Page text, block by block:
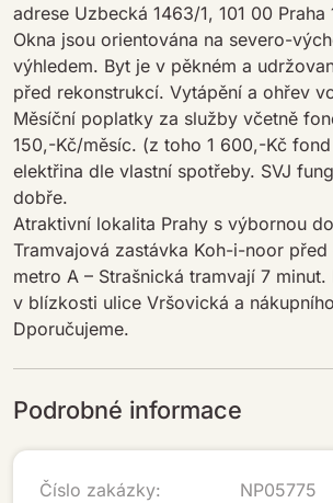
adrese Uzbecká 1463/1, 101 00 Praha
Okna jsou orientována na severo-
výhledem. Byt je v pěkném a
před rekonstrukcí. Vytápění a ohřev
Měsíční poplatky za služby včetně
150,-Kč/měsíc. (z toho 1 600,-Kč
elektřina dle vlastní spotřeby. SVJ
dobře.
Atraktivní lokalita Prahy s výbornou
Tramvajová zastávka Koh-i-noor před
metro A – Strašnická tramvají 7 minut.
v blízkosti ulice Vršovická a
Dporučujeme.
Podrobné informace
Číslo zakázky: NP05775